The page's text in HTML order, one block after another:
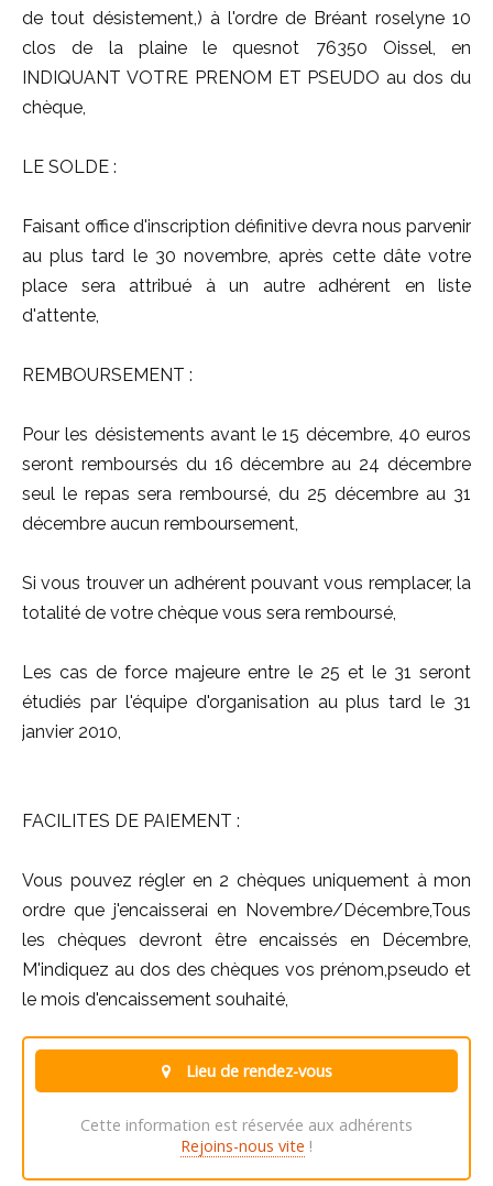
de tout désistement,) à l'ordre de Bréant roselyne 10
clos de la plaine le quesnot 76350 Oissel, en
INDIQUANT VOTRE PRENOM ET PSEUDO au dos du
chèque,
LE SOLDE :
Faisant office d'inscription définitive devra nous parvenir
au plus tard le 30 novembre, après cette dâte votre
place sera attribué à un autre adhérent en liste
d'attente,
REMBOURSEMENT :
Pour les désistements avant le 15 décembre, 40 euros
seront remboursés du 16 décembre au 24 décembre
seul le repas sera remboursé, du 25 décembre au 31
décembre aucun remboursement,
Si vous trouver un adhérent pouvant vous remplacer, la
totalité de votre chèque vous sera remboursé,
Les cas de force majeure entre le 25 et le 31 seront
étudiés par l'équipe d'organisation au plus tard le 31
janvier 2010,
FACILITES DE PAIEMENT :
Vous pouvez régler en 2 chèques uniquement à mon
ordre que j'encaisserai en Novembre/Décembre,Tous
les chèques devront être encaissés en Décembre,
M'indiquez au dos des chèques vos prénom,pseudo et
le mois d'encaissement souhaité,
Lieu de rendez-vous
Cette information est réservée aux adhérents
Rejoins-nous vite !